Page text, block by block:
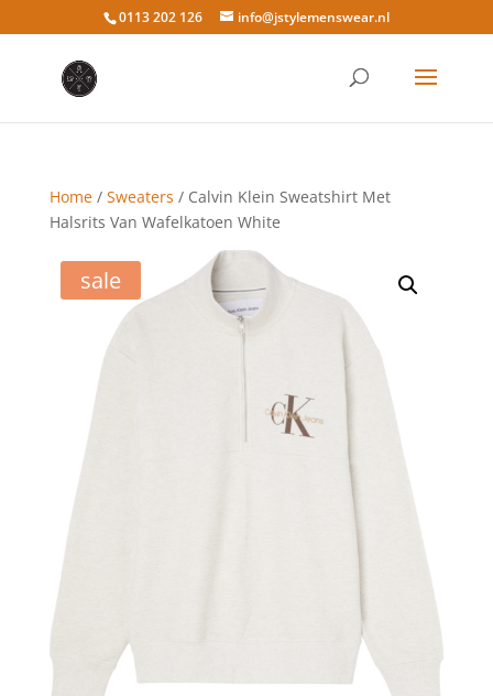
0113 202 126 info@jstylemenswear.nl
Home/ Sweaters / Calvin Klein Sweatshirt Met
Halsrits Van Wafelkatoen White
sale